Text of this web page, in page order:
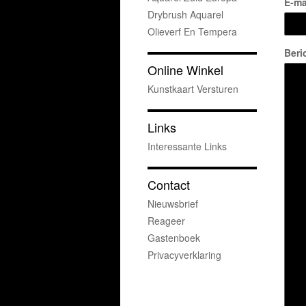
Drybrush Aquarel
Olieverf En Tempera
Online Winkel
Kunstkaart Versturen
Links
Interessante Links
Contact
Nieuwsbrief
Reageer
Gastenboek
Privacyverklaring